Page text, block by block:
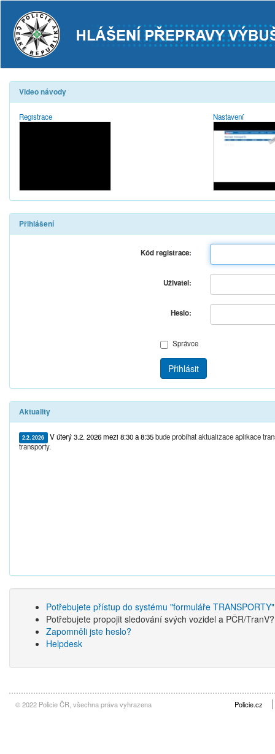
Video návody
Registrace Nastavení
Přihlášení
Kód registrace:
Uživatel:
Heslo:
Správce
Přihlásit
Aktuality
2.2. 2026 V úterý 3.2. 2026 mezi 8:30 a 8:35bude probíhat aktualizace aplikace
transporty.
Potřebujete přístup do systému "formuláře
Potřebujete propojit sledování svých vozidel a PČR/
Zapomněli jste heslo?
Helpdesk
© 2022 Policie ČR, všechna práva vyhrazena Policie.cz